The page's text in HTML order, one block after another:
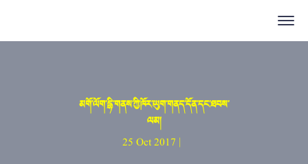
མགོ་ལོག་དྷི་གནས་ཀྱི་ཁོར་ཡུག་གནད་དོན་དང་ཐབས་
ལམ།
25 Oct 2017 |